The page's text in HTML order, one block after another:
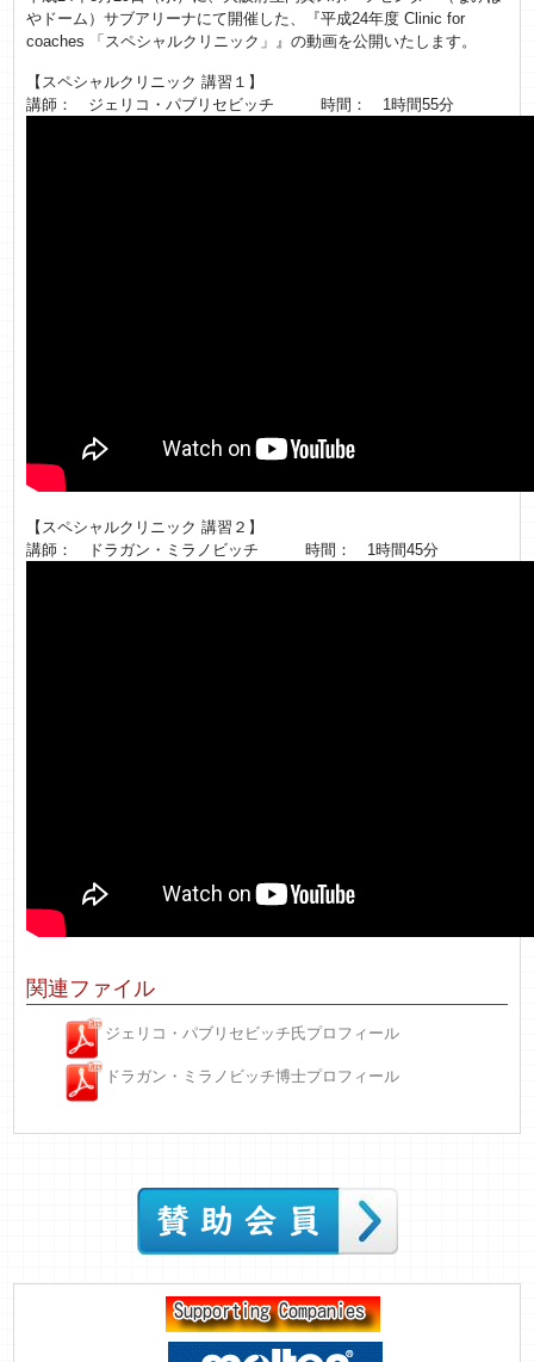
やドーム）サブアリーナにて開催した、『平成24年度 Clinic for
coaches 「スペシャルクリニック」』の動画を公開いたします。
【スペシャルクリニック 講習１】
講師： ジェリコ・パブリセビッチ 時間： 1時間55分
【スペシャルクリニック 講習２】
講師： ドラガン・ミラノビッチ 時間： 1時間45分
関連ファイル
ジェリコ・パブリセビッチ氏プロフィール
ドラガン・ミラノビッチ博士プロフィール